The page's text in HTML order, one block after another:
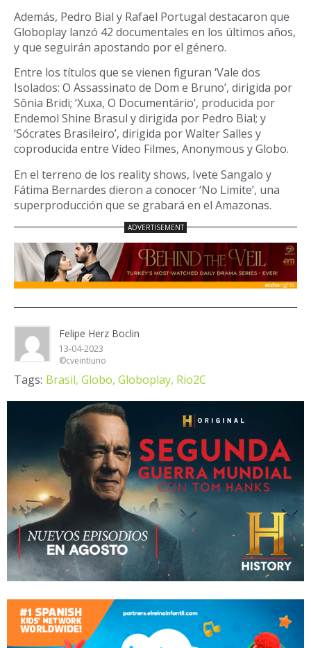
Además, Pedro Bial y Rafael Portugal destacaron que
Globoplay lanzó 42 documentales en los últimos años,
y que seguirán apostando por el género.
Entre los títulos que se vienen figuran ‘Vale dos
Isolados: O Assassinato de Dom e Bruno’, dirigida por
Sônia Bridi; ‘Xuxa, O Documentário’, producida por
Endemol Shine Brasul y dirigida por Pedro Bial; y
‘Sócrates Brasileiro’, dirigida por Walter Salles y
coproducida entre Vídeo Filmes, Anonymous y Globo.
En el terreno de los reality shows, Ivete Sangalo y
Fátima Bernardes dieron a conocer ‘No Limite’, una
superproducción que se grabará en el Amazonas.
Felipe Herz Boclin
13-04-2023
©cveintiuno
Tags: Brasil, Globo, Globoplay, Rio2C